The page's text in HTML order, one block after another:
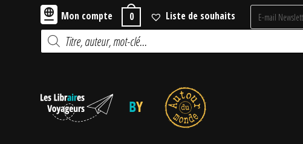
Mon compte 0 Liste de souhaits
Recherche
de
produits